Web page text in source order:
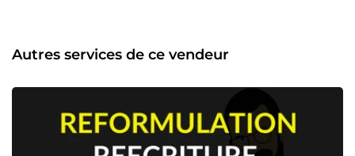
Autres services de ce vendeur